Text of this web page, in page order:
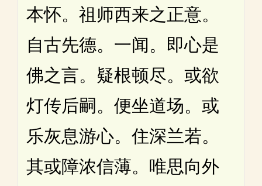
本怀。祖师西来之正意。
自古先德。一闻。即心是
佛之言。疑根顿尽。或欲
灯传后嗣。便坐道场。或
乐灰息游心。住深兰若。
其或障浓信薄。唯思向外